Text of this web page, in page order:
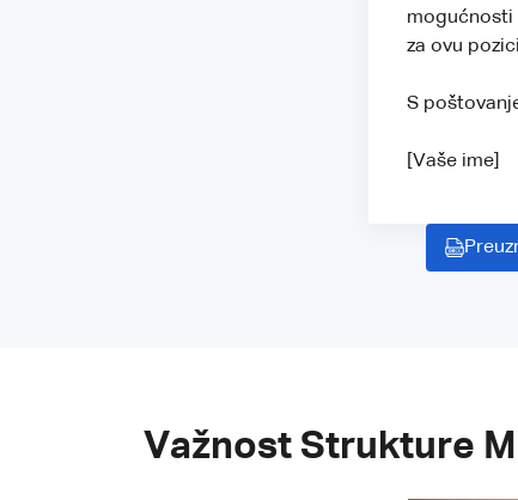
mogućnosti
za ovu
S
[Vaše ime]
Važnost Strukture